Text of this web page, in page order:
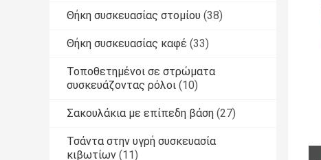
Θήκη συσκευασίας στομίου (38)
Θήκη συσκευασίας καφέ (33)
Τοποθετημένοι σε στρώματα
συσκευάζοντας ρόλοι (10)
Σακουλάκια με επίπεδη βάση (27)
Τσάντα στην υγρή συσκευασία
κιβωτίων (11)